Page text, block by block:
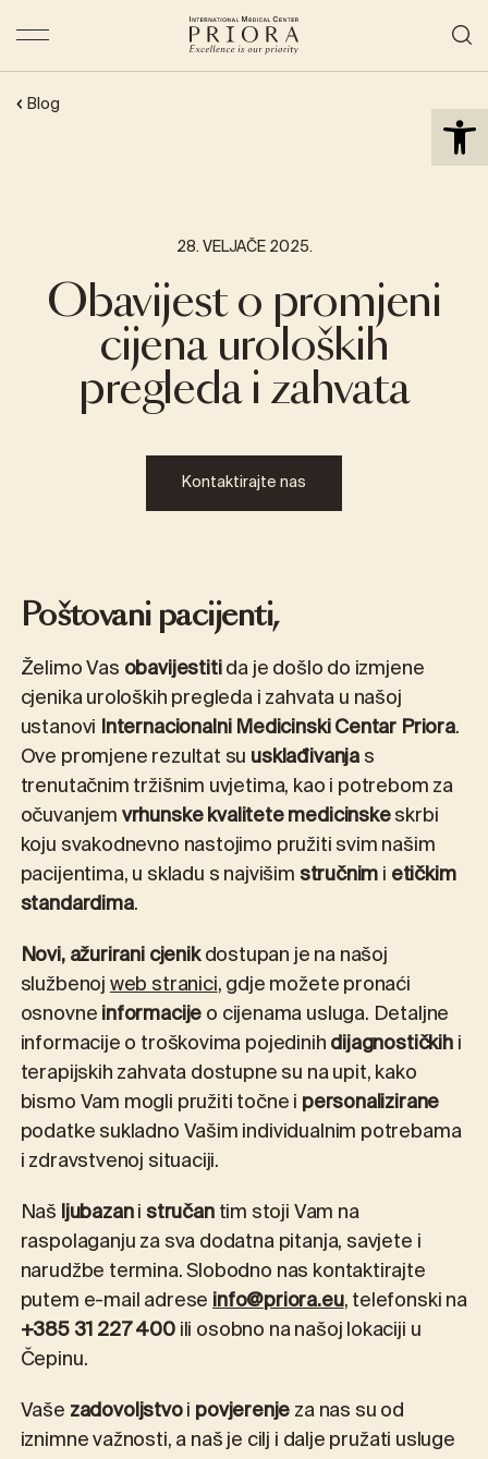
Blog
28. VELJAČE 2025.
Obavijest o promjeni
cijena uroloških
pregleda i zahvata
Kontaktirajte nas
Poštovani pacijenti,
Želimo Vasobavijestitida je došlo do izmjene
cjenika uroloških pregleda i zahvata u našoj
ustanovi Internacionalni Medicinski Centar Priora.
Ove promjene rezultat suusklađivanjas
trenutačnim tržišnim uvjetima, kao i potrebom za
očuvanjemvrhunske kvalitete medicinskeskrbi
koju svakodnevno nastojimo pružiti svim našim
pacijentima, u skladu s najvišimstručnimietičkim
standardima.
Novi, ažurirani cjenikdostupan je na našoj
službenojweb stranici, gdje možete pronaći
osnovneinformacijeo cijenama usluga. Detaljne
informacije o troškovima pojedinihdijagnostičkihi
terapijskih zahvata dostupne su na upit, kako
bismo Vam mogli pružiti točne ipersonalizirane
podatke sukladno Vašim individualnim potrebama
i zdravstvenoj situaciji.
Našljubazanistručantim stoji Vam na
raspolaganju za sva dodatna pitanja, savjete i
narudžbe termina. Slobodno nas kontaktirajte
putem e-mail adreseinfo@priora.eu, telefonski na
+385 31 227 400ili osobno na našoj lokaciji u
Čepinu.
Vašezadovoljstvoipovjerenjeza nas su od
iznimne važnosti, a naš je cilj i dalje pružati usluge